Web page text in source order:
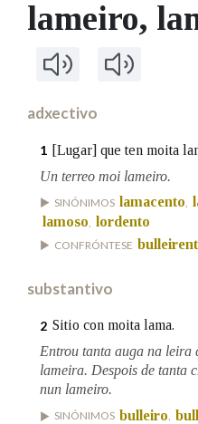
Facebook
TwitterYoutubeInstagramBluesky
BUSCAR NOS LEMAS
Comeza por
Contén
BUSCAR NO CONTIDO
Nas definicións
Nos exemplos
lameiro,
adxectivo
1 [Lugar] que ten moita
Un terreo moi lameiro.
SINÓNIMOS lamacento
lamoso lordento
CONFRÓNTESE
substantivo
2 Sitio con moita lama.
Entrou tanta auga na leira
lameira. Despois de tanta
nun lameiro.
SINÓNIMOS bulleiro,